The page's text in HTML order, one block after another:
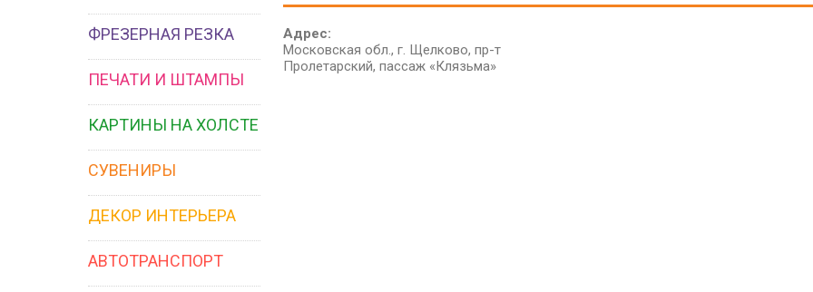
ФРЕЗЕРНАЯ РЕЗКА
ПЕЧАТИ И ШТАМПЫ
КАРТИНЫ НА ХОЛСТЕ
СУВЕНИРЫ
ДЕКОР ИНТЕРЬЕРА
АВТОТРАНСПОРТ
Адрес:
Московская обл., г. Щелково, пр-т
Пролетарский, пассаж «Клязьма»